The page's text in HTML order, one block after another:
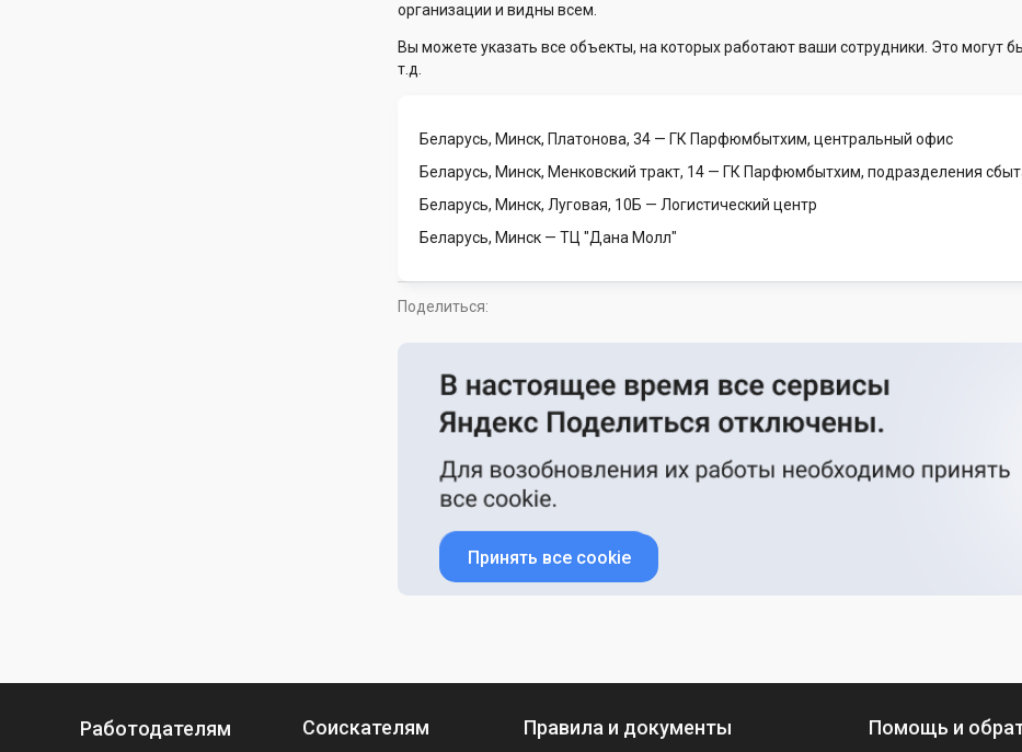
организации и видны всем.
Вы можете указать все объекты, на которых работают ваши сотрудники. Это могут
т.д.
Беларусь, Минск, Платонова, 34 — ГК Парфюмбытхим, центральный офис
Беларусь, Минск, Менковский тракт, 14 — ГК Парфюмбытхим, подразделения
Беларусь, Минск, Луговая, 10Б — Логистический центр
Беларусь, Минск — ТЦ "Дана Молл"
Поделиться:
Принять все cookie
Работодателям Соискателям Правила и документы Помощь и